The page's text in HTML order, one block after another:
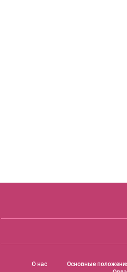
O нас Основные